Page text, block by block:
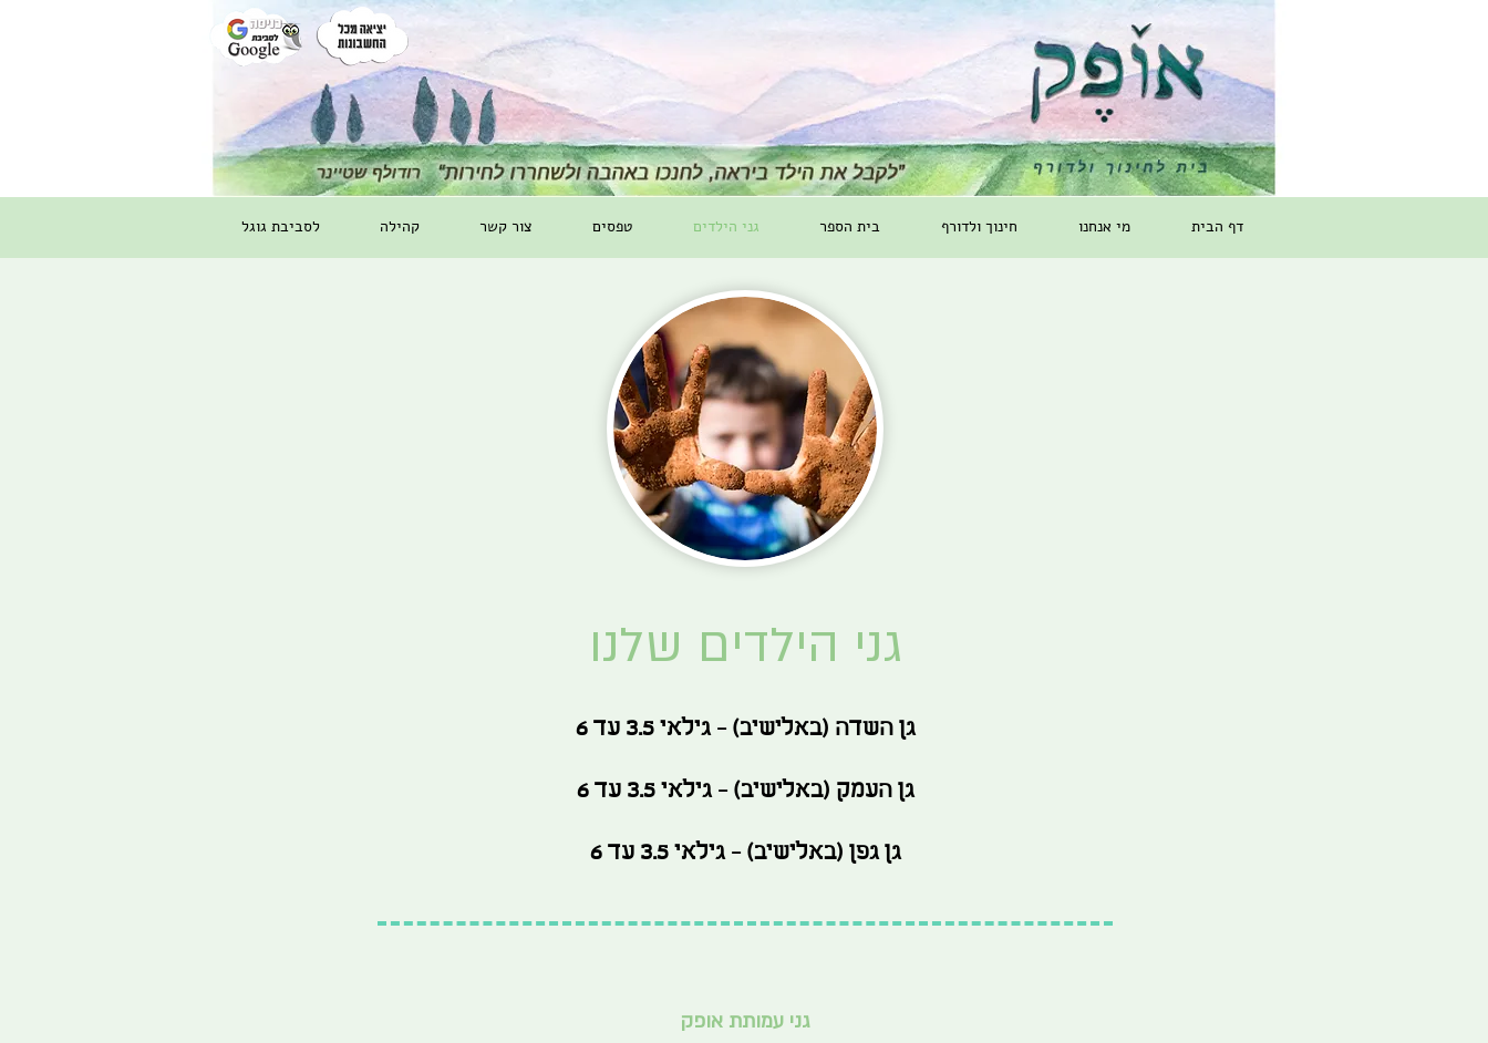
דף הבית מי אנחנו חינוך ולדורף בית הספר גני הילדים טפסים צור קשר קהילה לסביבת גוגל
גני הילדים שלנו
גן השדה (באלישיב) - גילאי 3.5 עד 6
גן העמק (באלישיב) - גילאי 3.5 עד 6
גן גפן (באלישיב) - גילאי 3.5 עד 6
גני עמותת אופק